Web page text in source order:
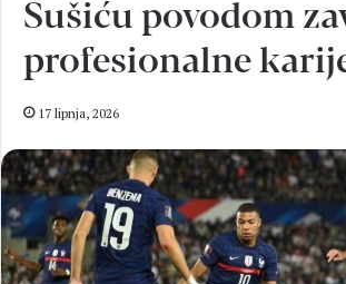
Sušiću povodom
profesionalne
17 lipnja, 2026